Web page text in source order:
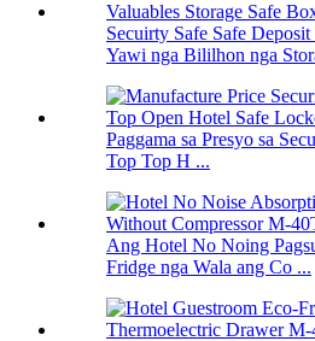
Secuirty Safe Safe
Yawi nga Bililhon nga
Paggama sa Presyo sa
Top Top H ...
Ang Hotel No Noing
Fridge nga Wala ang Co ...